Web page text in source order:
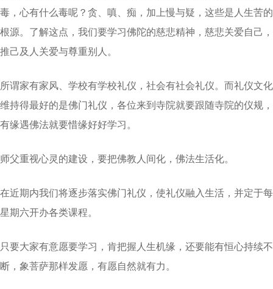
毒，心有什么毒呢？贪、嗔、痴，加上慢与疑，这些是人生苦的
根源。了解这点，我们要学习佛陀的慈悲精神，慈悲关爱自己，
推己及人关爱与尊重别人。
所谓家有家风、学校有学校礼仪，社会有社会礼仪。而礼仪文化
维持得最好的是佛门礼仪，各位来到寺院就要跟随寺院的仪规，
有缘遇佛法就要惜缘好好学习。
师父重视心灵的建设，要把佛教人间化，佛法生活化。
在近期内我们将逐步落实佛门礼仪，使礼仪融入生活，并定于每
星期六开办各类课程。
只要大家有意愿要学习，肯把握人生机缘，还要能有恒心持续不
断，象菩萨那样发愿，有愿自然就有力。